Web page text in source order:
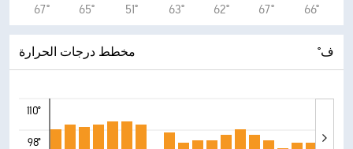
67°
65°
51°
63°
62°
67°
66°
مخطط درجات الحرارة °ف
110°
98°